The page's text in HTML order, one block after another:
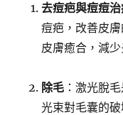
去痘疤與痘痘
痘疤，改善皮
皮膚癒合，減少
除毛 ：激光脫
光束對毛囊的